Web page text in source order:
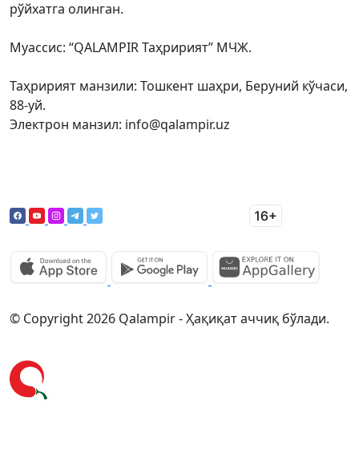
рўйхатга олинган.
Муассис: “QALAMPIR Таҳририят” МЧЖ.
Таҳририят манзили: Тошкент шаҳри, Беруний кўчаси,
88-уй.
Электрон манзил: info@qalampir.uz
© Copyright 2026 Qalampir - Ҳақиқат аччиқ бўлади.